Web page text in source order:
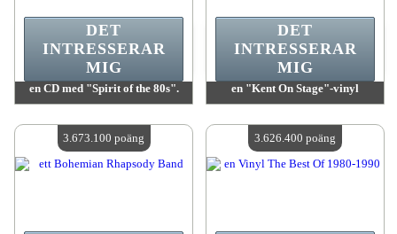
en CD med "Spirit of the 80s".
Antal tillgängliga:4
DET
INTRESSERAR
MIG
en "Kent On Stage"-vinyl
Antal tillgängliga:4
DET
INTRESSERAR
MIG
3.673.100 poäng 3.626.400 poäng